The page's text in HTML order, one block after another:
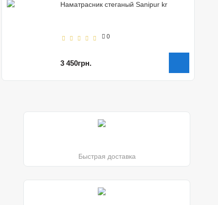
Наматрасник стеганый Sanipur kr
0
3 450грн.
Быстрая доставка